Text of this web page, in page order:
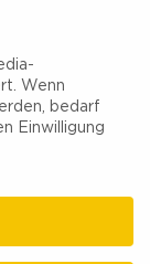
h
Wenn
bedarf
Einwilligung